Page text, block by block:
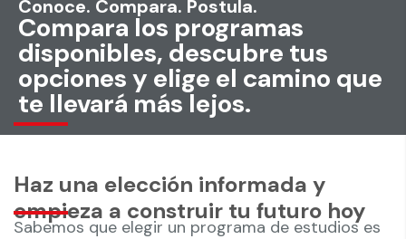
Conoce. Compara. Postula.
Compara los programas
disponibles, descubre tus
opciones y elige el camino que
te llevará más lejos.
Haz una elección informada y
empieza a construir tu futuro hoy
Sabemos que elegir un programa de estudios es